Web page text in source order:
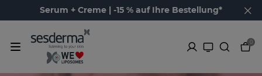
Serum + Creme | -15 % auf Ihre Bestellung*
0